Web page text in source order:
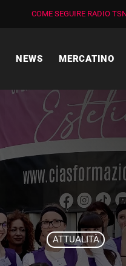
COME SEGUIRE RADIO
NEWS MERCATINO
ATTUALITÀ